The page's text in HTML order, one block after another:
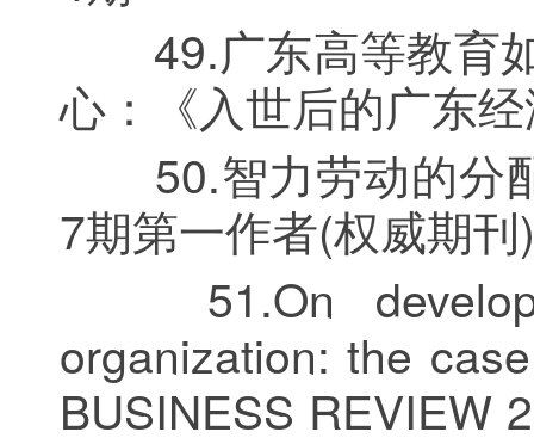
49.广东高等教育如
心：《入世后的广东
50.智力劳动的分
7期第一作者(权威期刊)
51.On
organization: the
BUSINESS REVIEW